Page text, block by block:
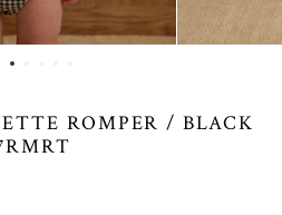
ROMPER / BLACK